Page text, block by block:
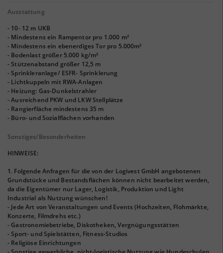
Ausstattung
- 10- 12 m UKB
- Mindestens ein Rampentor pro 1.000 m²
- Mindestens ein ebenerdiges Tor pro 5.000m²
- Bodenlast größer 5.000 kg/m²
- Stützenabstand größer 12,5 m
- Sprinkleranlage/ ESFR- Sprinklerung
- Lichtkuppeln mit RWA-Anlagen
- Heizung: Gas-Dunkelstrahler
- Ausreichend PKW und LKW Stellplätze
- Rangierfläche mindestens 35 m
- Büro- und Sozialflächen vorhanden
Sonstiges/Besonderheiten
HINWEISE:
1. Folgende Anfragen für die von der Logivest GmbH angebotenen
Grundstücke und Bestandsflächen können nicht bearbeitet werden,
da die Eigentümer nur Lager, Logistik, Produktion und Light
Industrial als Nutzung wünschen!
- Jede Art von Veranstaltungen und Events (Hochzeiten, Flohmärkte,
Konzerte, Filmdrehs etc.)
- Gastronomiebetriebe, Diskotheken, Vergnügungsstätten
- Sport- und Spielstätten, Fitness-Studios
- Religiöse Einrichtungen